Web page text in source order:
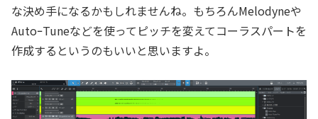
な決め手になるかもしれませんね。もちろんMelodyneや
AutoｰTuneなどを使ってピッチを変えてコーラスパートを
作成するというのもいいと思いますよ。